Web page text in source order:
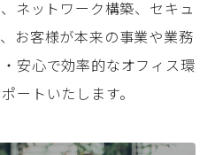
ネットワーク構築、セキュ
お客様が本来の事業や業務
安心で効率的なオフィス環
ートいたします。